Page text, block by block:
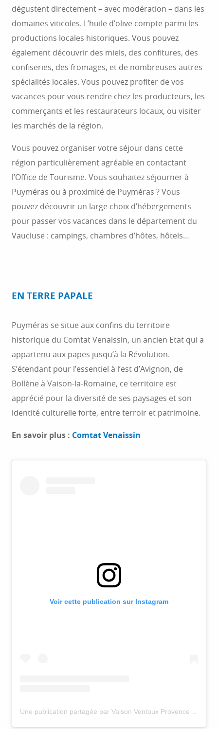
dégustent directement – avec modération – dans les
domaines viticoles. L’huile d’olive compte parmi les
productions locales historiques. Vous pouvez
également découvrir des miels, des confitures, des
confiseries, des fromages, et de nombreuses autres
spécialités locales. Vous pouvez profiter de vos
vacances pour vous rendre chez les producteurs, les
commerçants et les restaurateurs locaux, ou visiter
les marchés de la région.
Vous pouvez organiser votre séjour dans cette
région particulièrement agréable en contactant
l’Office de Tourisme. Vous souhaitez séjourner à
Puyméras ou à proximité de Puyméras ? Vous
pouvez découvrir un large choix d’hébergements
pour passer vos vacances dans le département du
Vaucluse : campings, chambres d’hôtes, hôtels…
EN TERRE PAPALE
Puyméras se situe aux confins du territoire
historique du Comtat Venaissin, un ancien Etat qui a
appartenu aux papes jusqu’à la Révolution.
S’étendant pour l’essentiel à l’est d’Avignon, de
Bollène à Vaison-la-Romaine, ce territoire est
apprécié pour la diversité de ses paysages et son
identité culturelle forte, entre terroir et patrimoine.
En savoir plus : Comtat Venaissin
Voir cette publication sur Instagram